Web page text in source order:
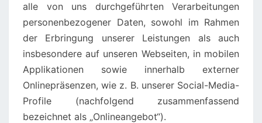
alle von uns durchgeführten Verarbeitungen
personenbezogener Daten, sowohl im Rahmen
der Erbringung unserer Leistungen als auch
insbesondere auf unseren Webseiten, in mobilen
Applikationen sowie innerhalb externer
Onlinepräsenzen, wie z. B. unserer Social-Media-
Profile (nachfolgend zusammenfassend
bezeichnet als „Onlineangebot“).